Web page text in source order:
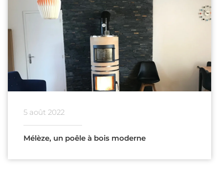
5 août 2022
Mélèze, un poêle à bois moderne